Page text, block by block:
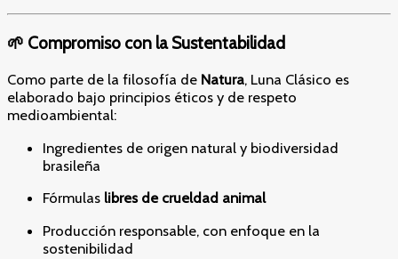
🌱 Compromiso con la Sustentabilidad
Como parte de la filosofía de Natura, Luna Clásico es
elaborado bajo principios éticos y de respeto
medioambiental:
Ingredientes de origen natural y biodiversidad
brasileña
Fórmulas libres de crueldad animal
Producción responsable, con enfoque en la
sostenibilidad